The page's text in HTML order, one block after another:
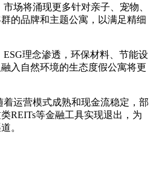
市场将涌现更多针对亲子、宠物、
的品牌和主题公寓，以满足精细
ESG理念渗透，环保材料、节能设
入自然环境的生态度假公寓将更
着运营模式成熟和现金流稳定，部
REITs等金融工具实现退出，为
。